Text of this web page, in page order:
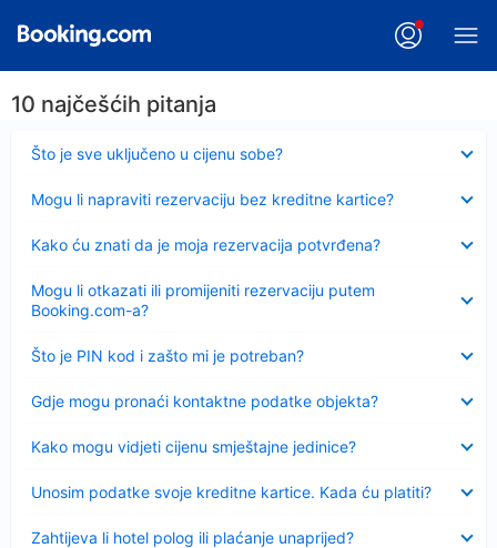
10 najčešćih pitanja
Što je sve uključeno u cijenu sobe?
Sažeto
Mogu li napraviti rezervaciju bez kreditne kartice?
Kako ću znati da je moja rezervacija potvrđena?
Mogu li otkazati ili promijeniti rezervaciju putem
Booking.com-a?
Što je PIN kod i zašto mi je potreban?
Sažeto
Gdje mogu pronaći kontaktne podatke objekta?
Kako mogu vidjeti cijenu smještajne jedinice?
Unosim podatke svoje kreditne kartice. Kada ću platiti?
Zahtijeva li hotel polog ili plaćanje unaprijed?